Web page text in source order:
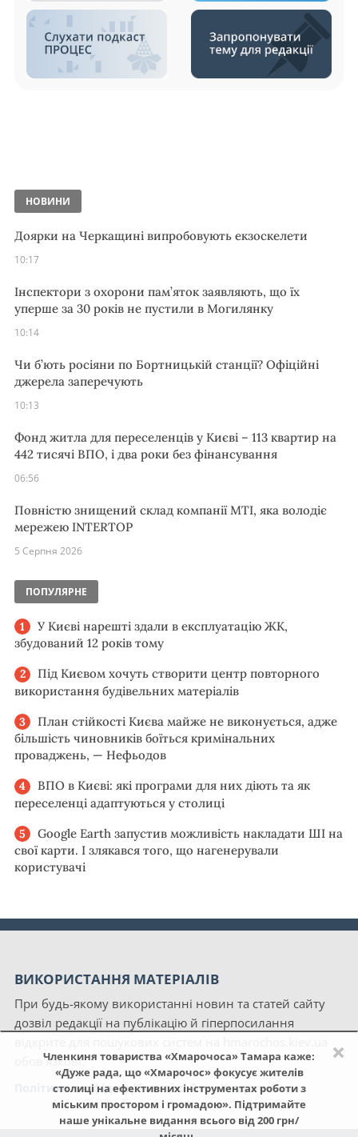
×
Членкиня товариства «Хмарочоса» Тамара каже:
«Дуже рада, що «Хмарочос» фокусує жителів
столиці на ефективних інструментах роботи з
міським простором і громадою». Підтримайте
наше унікальне видання всього від 200 грн/
НОВИНИ
Доярки на Черкащині випробовують екзоскелети
10:17
Інспектори з охорони пам’яток заявляють, що їх
уперше за 30 років не пустили в Могилянку
10:14
Чи б’ють росіяни по Бортницькій станції? Офіційні
джерела заперечують
10:13
Фонд житла для переселенців у Києві – 113 квартир на
442 тисячі ВПО, і два роки без фінансування
06:56
Повністю знищений склад компанії MTI, яка володіє
мережею INTERTOP
5 Серпня 2026
ПОПУЛЯРНЕ
У Києві нарешті здали в експлуатацію ЖК,
збудований 12 років тому
Під Києвом хочуть створити центр повторного
використання будівельних матеріалів
План стійкості Києва майже не виконується, адже
більшість чиновників боїться кримінальних
проваджень, — Нефьодов
ВПО в Києві: які програми для них діють та як
переселенці адаптуються у столиці
Google Earth запустив можливість накладати ШІ на
свої карти. І злякався того, що нагенерували
користувачі
ВИКОРИСТАННЯ МАТЕРІАЛІВ
При будь-якому використанні новин та статей сайту
дозвіл редакції на публікацію й гіперпосилання
обов'язкові.
Політика конфіденційності сайту «Хмарочос»